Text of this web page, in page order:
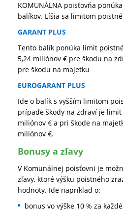
KOMUNÁLNA poisťovňa
balíkov. Líšia sa limitom
GARANT PLUS
Tento balík ponúka limit
5,24 miliónov € pre škodu na
pre škodu na majetku
EUROGARANT PLUS
Ide o balík s vyšším limitom
prípade škody na zdraví je limit
miliónov € a pri škode na
miliónov €.
Bonusy a zľavy
V Komunálnej poisťovni je
zľavy, ktoré výšku poistného
hodnoty. Ide napríklad o:
bonus vo výške 10 % za každé